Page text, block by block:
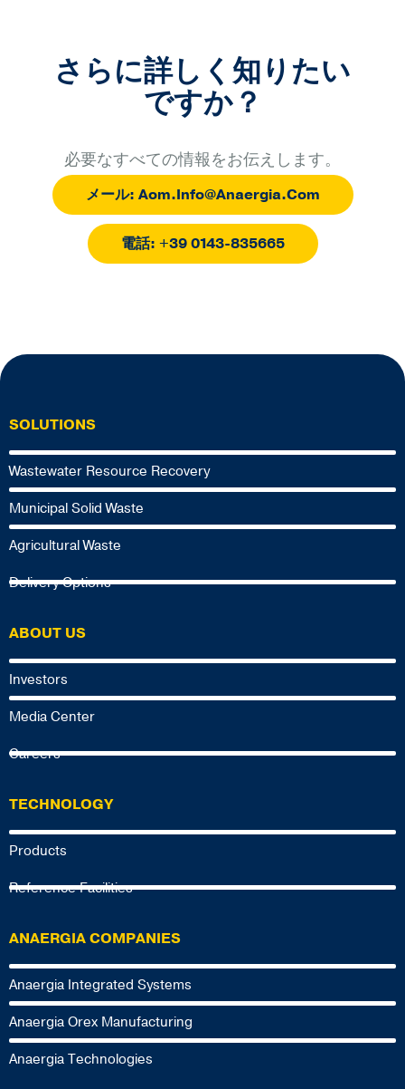
さらに詳しく知りたい
ですか？
必要なすべての情報をお伝えします。
メール: Aom.Info@Anaergia.com
電話: +39 0143-835665
SOLUTIONS
Wastewater Resource Recovery
Municipal Solid Waste
Agricultural Waste
Delivery Options
ABOUT US
Investors
Media Center
Careers
TECHNOLOGY
Products
Reference Facilities
ANAERGIA COMPANIES
Anaergia Integrated Systems
Anaergia Orex Manufacturing
Anaergia Technologies